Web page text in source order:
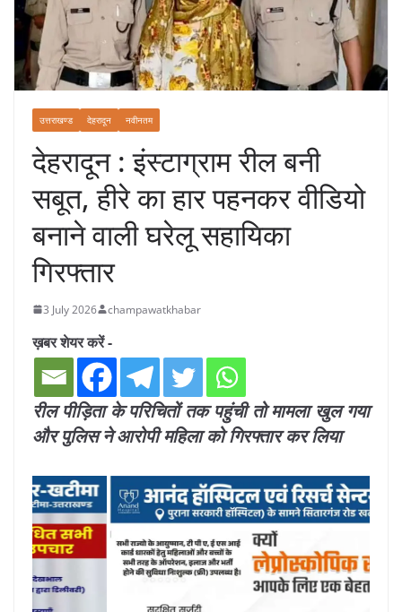
उत्तराखण्ड देहरादून नवीनतम
देहरादून : इंस्टाग्राम रील बनी
सबूत, हीरे का हार पहनकर वीडियो
बनाने वाली घरेलू सहायिका
गिरफ्तार
3 July 2026 champawatkhabar
ख़बर शेयर करें -
रील पीड़िता के परिचितों तक पहुंची तो मामला खुल गया
और पुलिस ने आरोपी महिला को गिरफ्तार कर लिया